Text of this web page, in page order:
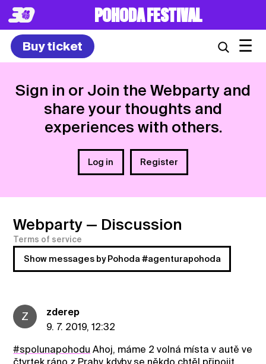
POHODA FESTIVAL
Buy ticket ☰
Sign in or Join the Webparty and
share your thoughts and
experiences with others.
Log in Register
Webparty — Discussion
Terms of service
Show messages by Pohoda #agenturapohoda
Z
zderep
9. 7. 2019, 12:32
#spolunapohodu Ahoj, máme 2 volná místa v autě ve